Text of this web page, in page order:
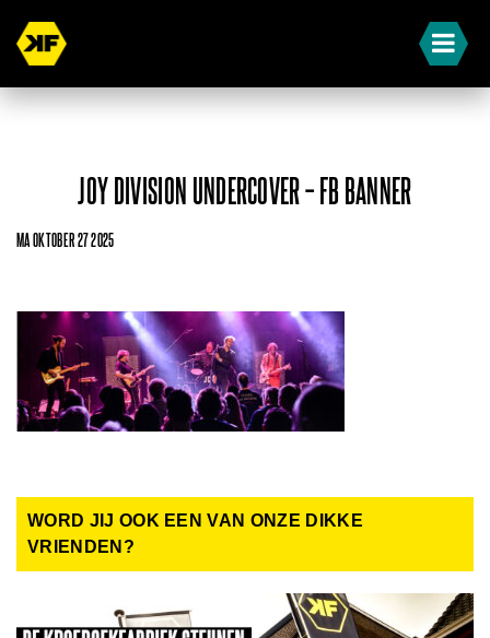
JOY DIVISION UNDERCOVER – FB BANNER
MA OKTOBER 27 2025
WORD JIJ OOK EEN VAN ONZE DIKKE
VRIENDEN?